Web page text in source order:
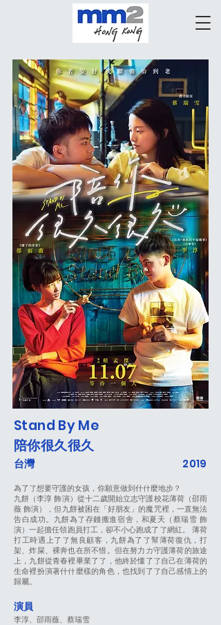
Stand By Me
陪你很久很久
2019
台灣
為了了想要守護的女孩，你願意做到什什麼地步？
九餅（李淳 飾演）從十二歲開始立志守護校花薄荷（邵雨
薇 飾演），但九餅被困在「好朋友」的魔咒裡，一直無法
告白成功。九餅為了存錢搬進宿舍，和夏天（蔡瑞雪 飾
演）一起擔任領跑員打工，卻不小心跑成了了網紅。 薄荷
打工時遇上了了無良顧客，九餅為了了幫薄荷復仇，打
架、炸屎、裸奔也在所不惜。但在努力力守護薄荷的旅途
上，九餅從青春裡畢業了了，他終於懂了了自己在薄荷的
生命裡扮演著什什麼樣的角色，也找到了了自己感情上的
歸屬。
演員
李淳、邵雨薇、蔡瑞雪